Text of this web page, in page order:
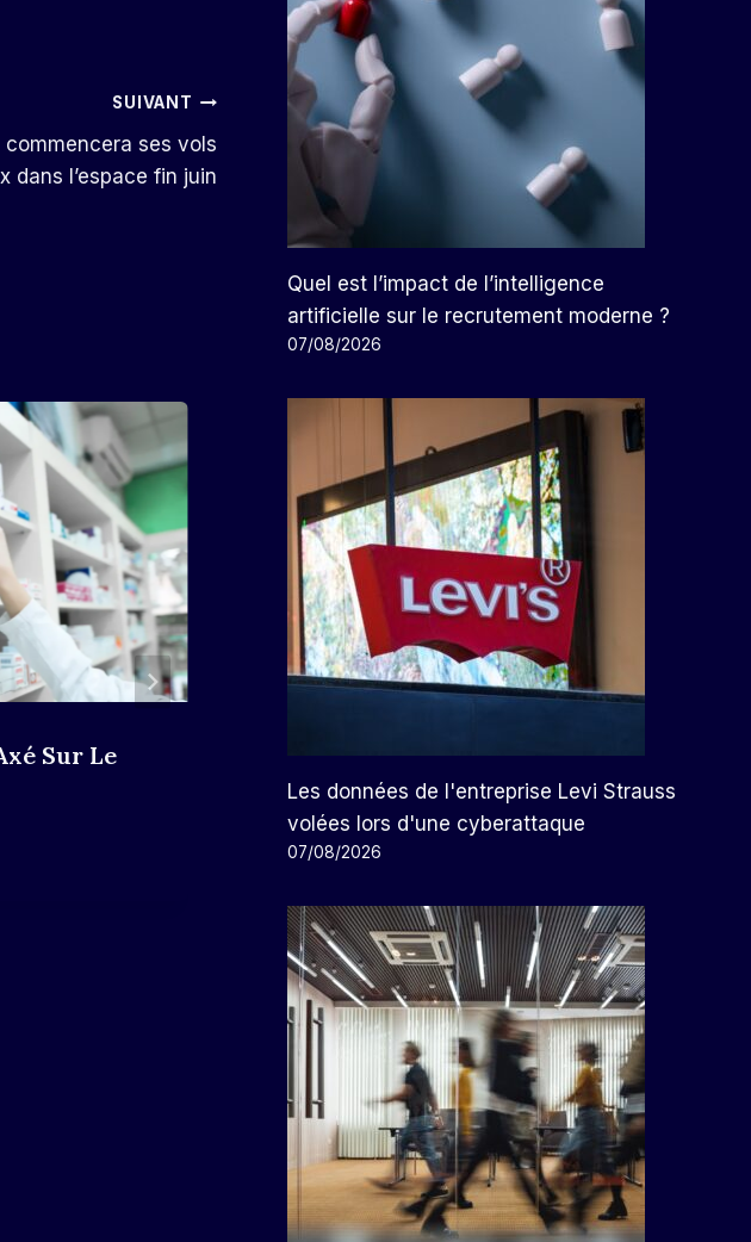
SUIVANT
ses vols
dans l’espace fin juin
Sur Le
Oppo Fait Son Deuxième Pas
Dans Le Pliage Des
Smartphones, Avec Un Plus
Léger Qu’un IPhone
Quel est l’impact de l’intelligence
artificielle sur le recrutement moderne ?
07/08/2026
Les données de l'entreprise Levi Strauss
volées lors d'une cyberattaque
07/08/2026